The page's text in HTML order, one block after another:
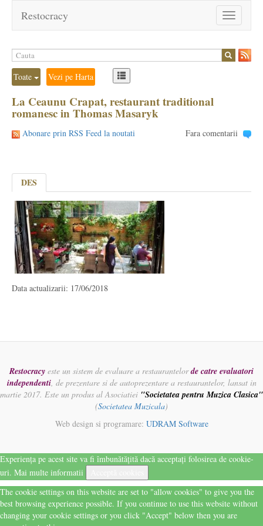
Toggle
navigation
Restocracy
Toate Vezi pe Harta
La Ceaunu Crapat, restaurant traditional
romanesc in Thomas Masaryk
Abonare prin RSS Feed la noutati Fara comentarii
DES
Data actualizarii: 17/06/2018
Restocracy este un sistem de evaluare a restaurantelorde catre evaluatori
independenti, de prezentare si de autoprezentare a restaurantelor, lansat in
martie 2017. Este un produs al Asociatiei "Societatea pentru Muzica Clasica"
(Societatea Muzicala)
Web design si programare: UDRAM Software
Experiența pe acest site va fi îmbunătățită dacă acceptați folosirea de cookie-
uri. Mai multe informatii
The cookie settings on this website are set to "allow cookies" to give you the
best browsing experience possible. If you continue to use this website without
changing your cookie settings or you click "Accept" below then you are